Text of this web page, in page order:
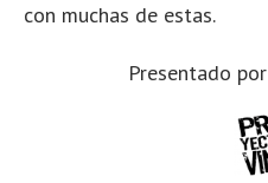
con muchas de estas.
Presentado por